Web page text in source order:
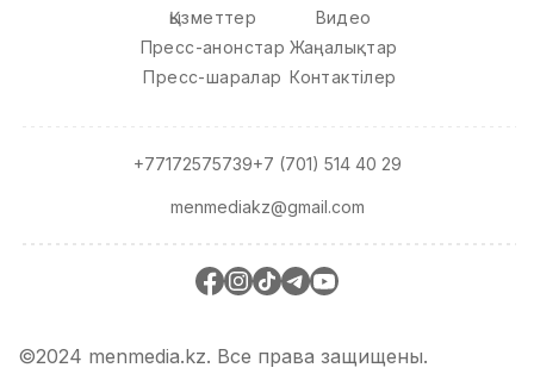
Қызметтер
Пресс-анонстар
Пресс-шаралар
Видео
Жаңалықтар
Контактілер
menmediakz@gmail.com
+77172575739+7 (701) 514 40 29
©2024 menmedia.kz. Все права защищены.